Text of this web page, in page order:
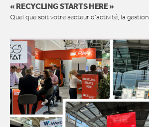
« RECYCLING STARTS HERE »
Quel que soit votre secteur d’activité, la gestion